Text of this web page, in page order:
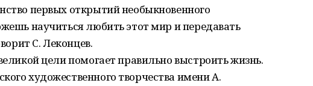
первых открытий необыкновенного
научиться любить этот мир и передавать
С. Леконцев.
цели помогает правильно выстроить жизнь.
художественного творчества имени А.